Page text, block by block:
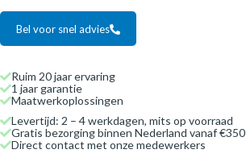
Bel voor snel advies
Ruim 20 jaar ervaring
1 jaar garantie
Maatwerkoplossingen
Levertijd: 2 – 4 werkdagen, mits op voorraad
Gratis bezorging binnen Nederland vanaf €350
Direct contact met onze medewerkers